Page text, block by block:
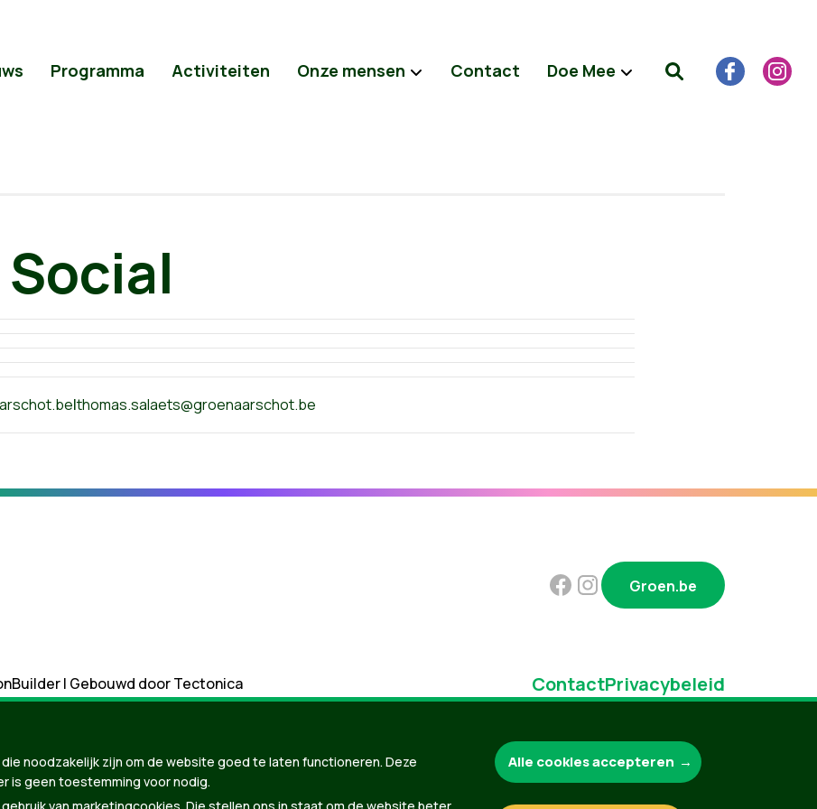
Programma Activiteiten Onze mensen Contact Doe Mee
|thomas.salaets@groenaarschot.be
Groen.be
| Gebouwd doorTectonica ContactPrivacybeleid
noodzakelijk zijn om de website goed te laten functioneren. Deze
is geen toestemming voor nodig.
Alle cookies accepteren